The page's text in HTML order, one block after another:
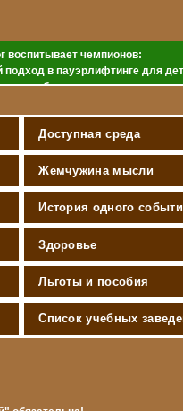
воспитывает чемпионов:
подход в пауэрлифтинге для
особенностями
Доступная среда
Жемчужина мысли
История одного
Здоровье
Льготы и пособия
Список учебных